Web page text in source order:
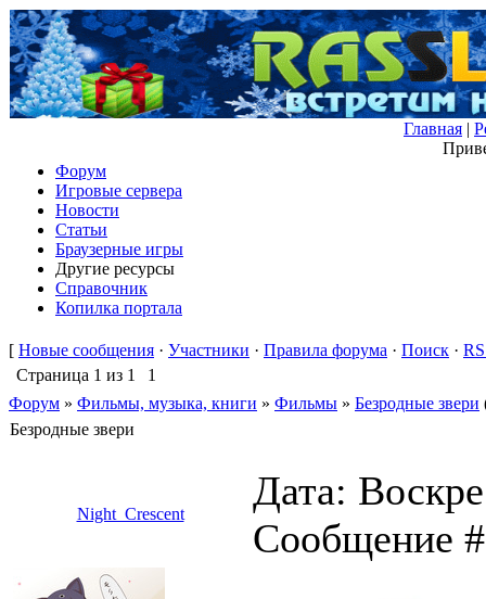
Главная |
Форум
Игровые сервера
Новости
Статьи
Браузерные игры
Другие ресурсы
Справочник
Копилка портала
[ Новые сообщения · Участники · Правила форума · Поиск ·
Страница 1 из 1
1
Форум » Фильмы, музыка, книги » Фильмы » Безродные звери
Безродные звери
Night_Crescent
Дата:
Сообщение